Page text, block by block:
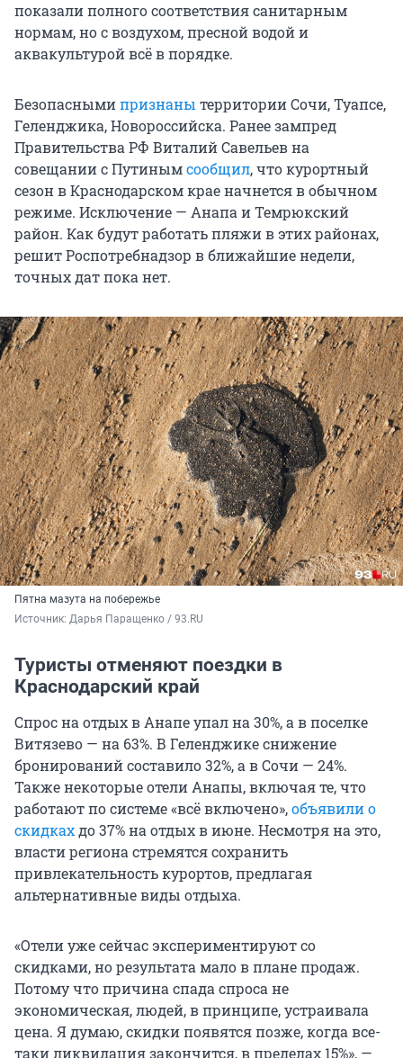
показали полного соответствия санитарным
нормам, но с воздухом, пресной водой и
аквакультурой всё в порядке.
Безопаснымипризнаны территории Сочи, Туапсе,
Геленджика, Новороссийска. Ранее зампред
Правительства РФ Виталий Савельев на
совещании с Путинымсообщил, что курортный
сезон в Краснодарском крае начнется в обычном
режиме. Исключение — Анапа и Темрюкский
район. Как будут работать пляжи в этих районах,
решит Роспотребнадзор в ближайшие недели,
точных дат пока нет.
Пятна мазута на побережье
Источник: Дарья Паращенко / 93.RU
Туристы отменяют поездки в
Краснодарский край
Спрос на отдых в Анапе упал на 30%, а в поселке
Витязево — на 63%. В Геленджике снижение
бронирований составило 32%, а в Сочи — 24%.
Также некоторые отели Анапы, включая те, что
работают по системе «всё включено»,объявили о
скидкахдо 37% на отдых в июне. Несмотря на это,
власти региона стремятся сохранить
привлекательность курортов, предлагая
альтернативные виды отдыха.
«Отели уже сейчас экспериментируют со
скидками, но результата мало в плане продаж.
Потому что причина спада спроса не
экономическая, людей, в принципе, устраивала
цена. Я думаю, скидки появятся позже, когда все-
таки ликвидация закончится, в пределах 15%», —